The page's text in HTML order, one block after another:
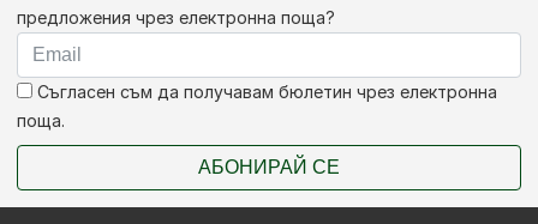
предложения чрез електронна поща?
Съгласен съм да получавам бюлетин чрез електронна
поща.
АБОНИРАЙ СЕ